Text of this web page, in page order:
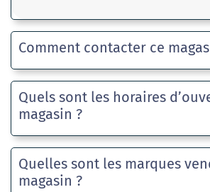
Comment contacter ce
Quels sont les horaires
magasin ?
Quelles sont les marques
magasin ?